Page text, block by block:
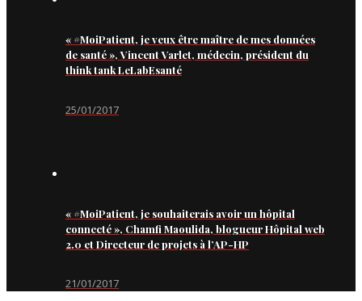
« #MoiPatient, je veux être maître de mes données
de santé », Vincent Varlet, médecin, président du
think tank LeLabEsanté
25/01/2017
« #MoiPatient, je souhaiterais avoir un hôpital
connecté », Chamfi Maoulida, blogueur Hôpital web
2.0 et Directeur de projets à l’AP-HP
21/01/2017